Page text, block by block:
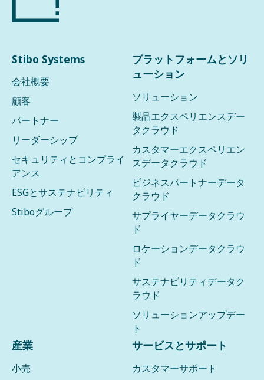
Stibo Systems
会社概要
顧客
パートナー
リーダーシップ
セキュリティとコンプライ
アンス
ESGとサステナビリティ
Stiboグループ
プラットフォームとソリ
ューション
ソリューション
製品エクスペリエンスデー
タクラウド
カスタマーエクスペリエン
スデータクラウド
ビジネスパートナーデータ
クラウド
サプライヤーデータクラウ
ド
ロケーションデータクラウ
ド
サステナビリティデータク
ラウド
ソリューションアップデー
ト
産業
小売
サービスとサポート
カスタマーサポート